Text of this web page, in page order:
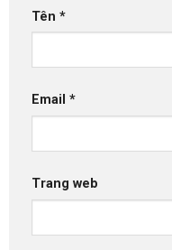
Tên *
Email *
Trang web